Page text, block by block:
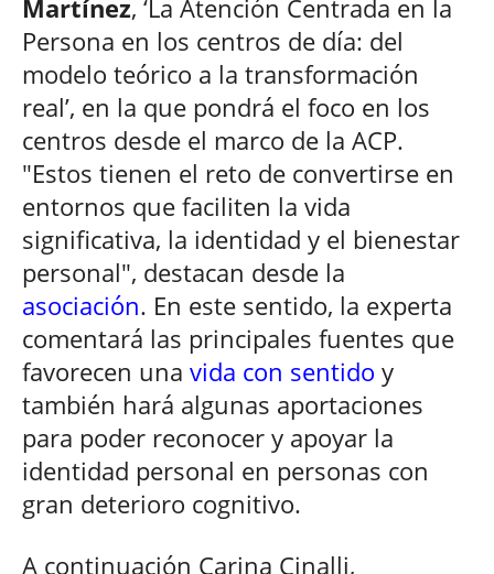
Martínez, ‘La Atención Centrada en la
Persona en los centros de día: del
modelo teórico a la transformación
real’, en la que pondrá el foco en los
centros desde el marco de la ACP.
"Estos tienen el reto de convertirse en
entornos que faciliten la vida
significativa, la identidad y el bienestar
personal", destacan desde la
asociación. En este sentido, la experta
comentará las principales fuentes que
favorecen una vida con sentido y
también hará algunas aportaciones
para poder reconocer y apoyar la
identidad personal en personas con
gran deterioro cognitivo.
A continuación Carina Cinalli,